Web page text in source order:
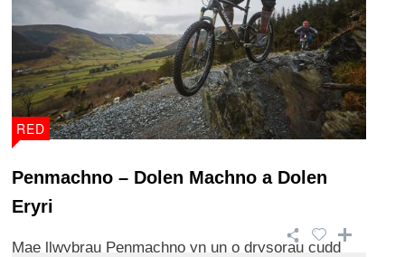
RED
Penmachno – Dolen Machno a Dolen
Eryri
Mae llwybrau Penmachno yn un o drysorau cudd